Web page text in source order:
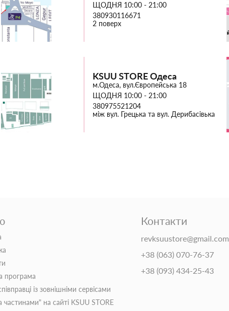
ЩОДНЯ 10:00 - 21:00
380930116671
2 поверх
KSUU STORE Одеса
м.Одеса, вул.Європейська 18
ЩОДНЯ 10:00 - 21:00
380975521204
між вул. Грецька та вул. Дерибасівька
програма
із зовнішніми сервісами
частинами" на сайті KSUU STORE
Контакти
revksuustore@gmail.com
+38 (063) 070-76-37
+38 (093) 434-25-43